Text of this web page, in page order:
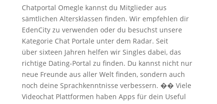
Chatportal Omegle kannst du Mitglieder aus
sämtlichen Altersklassen finden. Wir empfehlen dir
EdenCity zu verwenden oder du besuchst unsere
Kategorie Chat Portale unter dem Radar. Seit
über sixteen Jahren helfen wir Singles dabei, das
richtige Dating-Portal zu finden. Du kannst nicht nur
neue Freunde aus aller Welt finden, sondern auch
noch deine Sprachkenntnisse verbessern. �� Viele
Videochat Plattformen haben Apps für dein Useful